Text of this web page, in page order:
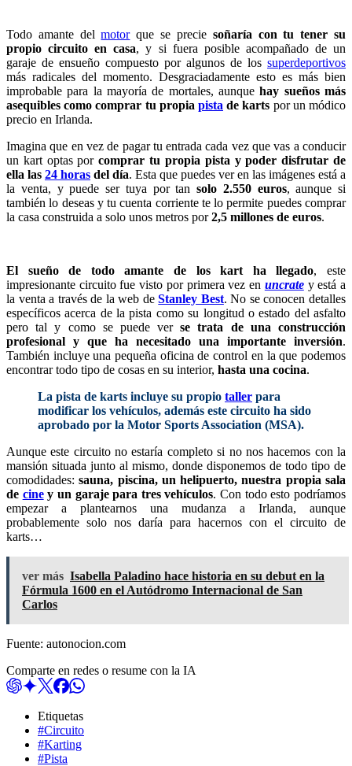
Todo amante delmotorque se precie soñaría con tu tener su
propio circuito en casa, y si fuera posible acompañado de un
garaje de ensueño compuesto por algunos de los superdeportivos
más radicales del momento. Desgraciadamente esto es más bien
improbable para la mayoría de mortales, aunquehay sueños más
asequibles como comprar tu propia pista de karts por un módico
precio en Irlanda.
Imagina que en vez de pagar tu entrada cada vez que vas a conducir
un kart optas porcomprar tu propia pista y poder disfrutar de
ella las 24 horas del día. Esta que puedes ver en las imágenes está a
la venta, y puede ser tuya por tan solo 2.550 euros, aunque si
también lo deseas y tu cuenta corriente te lo permite puedes comprar
la casa construida a solo unos metros por2,5 millones de euros.
El sueño de todo amante de los kart ha llegado, este
impresionante circuito fue visto por primera vez en uncratey está a
la venta a través de la web deStanley Best. No se conocen detalles
específicos acerca de la pista como su longitud o estado del asfalto
pero tal y como se puede verse trata de una construcción
profesional y que ha necesitado una importante inversión.
También incluye una pequeña oficina de control en la que podemos
encontrar todo tipo de cosas en su interior, hasta una cocina.
La pista de karts incluye su propio taller para
modificar los vehículos, además este circuito ha sido
aprobado por la Motor Sports Association (MSA).
Aunque este circuito no estaría completo si no nos hacemos con la
mansión situada junto al mismo, donde disponemos de todo tipo de
comodidades:sauna, piscina, un helipuerto, nuestra propia sala
de ciney un garaje para tres vehículos. Con todo esto podríamos
empezar a plantearnos una mudanza a Irlanda, aunque
probablemente solo nos daría para hacernos con el circuito de
karts…
ver más Isabella Paladino hace historia en su debut en la
Fórmula 1600 en el Autódromo Internacional de San
Carlos
Fuente: autonocion.com
Comparte en redes o resume con la IA
Etiquetas
#Circuito
#Karting
#Pista